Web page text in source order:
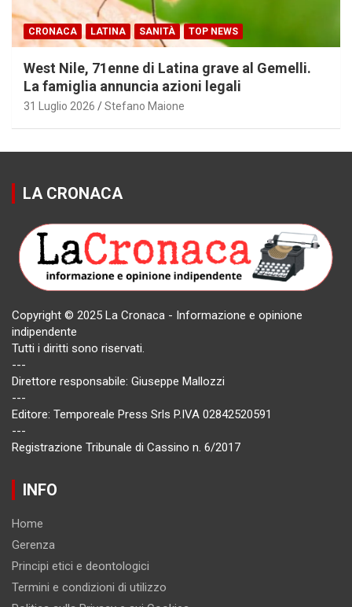
CRONACA LATINA SANITÀ TOP NEWS
West Nile, 71enne di Latina grave al Gemelli.
La famiglia annuncia azioni legali
31 Luglio 2026 Stefano Maione
LA CRONACA
Copyright © 2025 La Cronaca - Informazione e opinione
indipendente
Tutti i diritti sono riservati.
---
Direttore responsabile: Giuseppe Mallozzi
---
Editore: Temporeale Press Srls P.IVA 02842520591
---
Registrazione Tribunale di Cassino n. 6/2017
INFO
Home
Gerenza
Principi etici e deontologici
Termini e condizioni di utilizzo